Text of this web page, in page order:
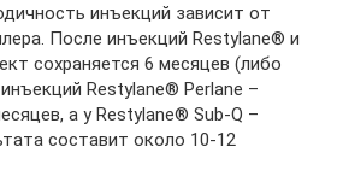
инъекций зависит от
После инъекций Restylane® и
сохраняется 6 месяцев (либо
Restylane® Perlane –
а у Restylane® Sub-Q –
составит около 10-12